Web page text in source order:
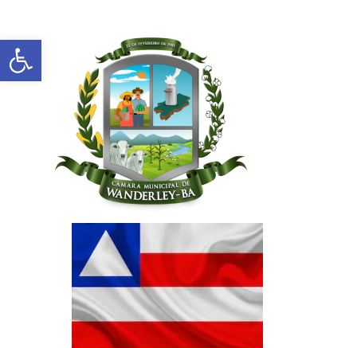
Abrir a barra de ferramentas